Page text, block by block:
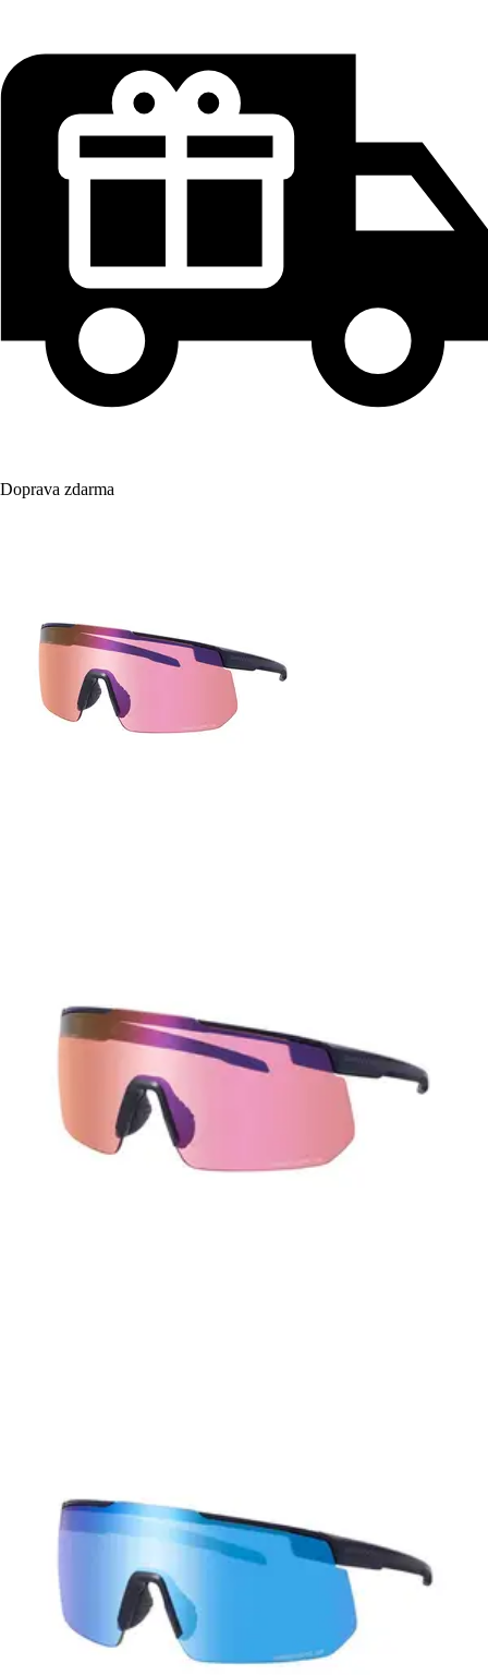
Doprava zdarma